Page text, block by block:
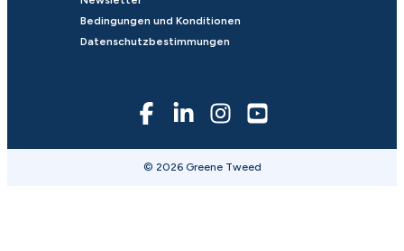
Bedingungen und Konditionen
Datenschutzbestimmungen
© 2026 Greene Tweed